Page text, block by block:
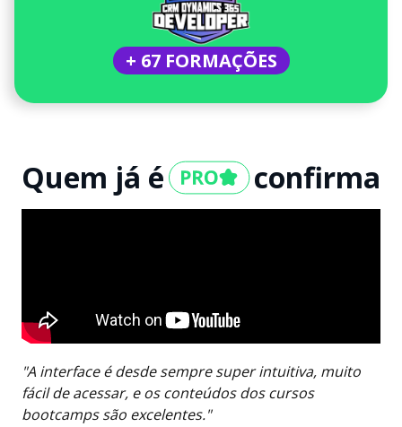
+ 67 FORMAÇÕES
Quem já é confirma
"A interface é desde sempre super intuitiva, muito
fácil de acessar, e os conteúdos dos cursos
bootcamps são excelentes."